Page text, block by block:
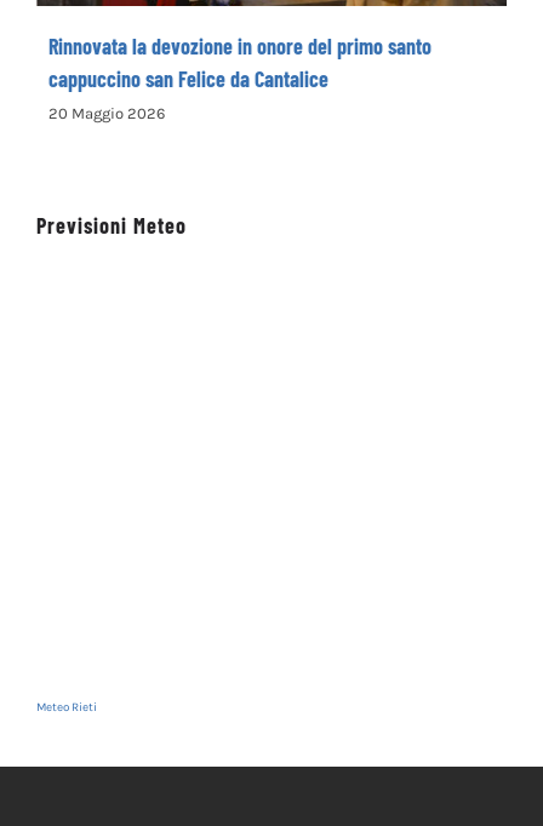
Rinnovata la devozione in onore del primo santo
cappuccino san Felice da Cantalice
20 Maggio 2026
Previsioni Meteo